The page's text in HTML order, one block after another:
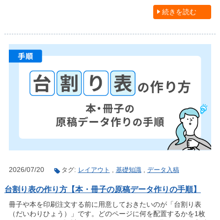
続きを読む
2026/07/20 タグ: レイアウト , 基礎知識, データ入稿
台割り表の作り方【本・冊子の原稿データ作りの手順】
冊子や本を印刷注文する前に用意しておきたいのが「台割り表
（だいわりひょう）」です。どのページに何を配置するかを1枚